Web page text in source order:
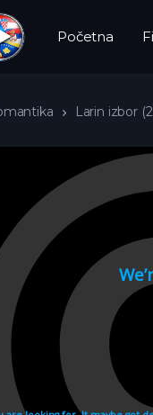
Početna
Larin izbor